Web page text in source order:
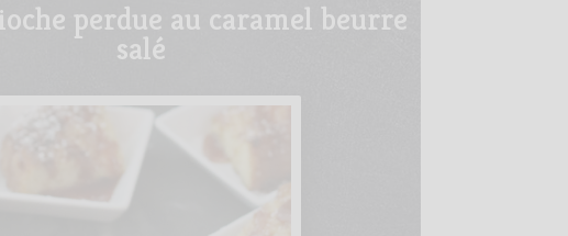
perdue au caramel beurre
salé